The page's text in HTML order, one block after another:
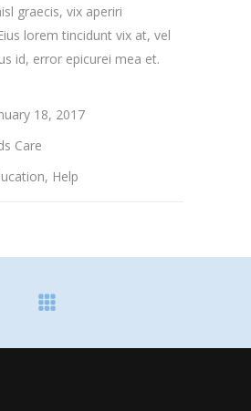
graecis, vix aperiri
lorem tincidunt vix at, vel
id, error epicurei mea et.
18, 2017
Care
Help